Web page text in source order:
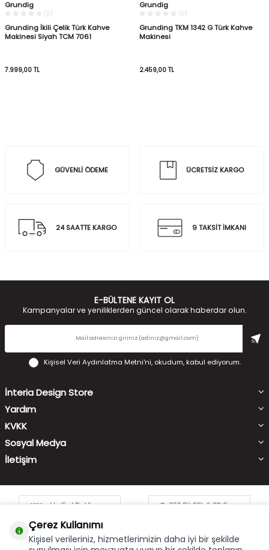
Grundig
(0)
Grunding İkili Çelik Türk Kahve
Makinesi Siyah TCM 7061
7.999,00 TL
Grundig
(0)
Grunding TKM 1342 G Türk Kahve
Makinesi
2.459,00 TL
GÜVENLİ ÖDEME ÜCRETSİZ KARGO
24 SAATTE KARGO 9 TAKSİT İMKANI
E-BÜLTENE KAYIT OL
Kampanyalar ve yeniliklerden güncel olarak haberdar olun.
Kişisel Veri Aydınlatma Metni'ni, okudum, kabul ediyorum.
İnteria Design Store
Yardım
KVKK
Sosyal Medya
İletişim
Çerez Kullanımı
Kişisel verileriniz, hizmetlerimizin daha iyi bir şekilde